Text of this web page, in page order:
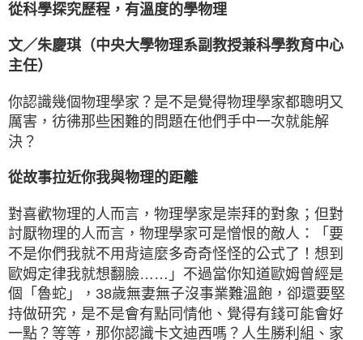
從科學探究歷程，有溫度的學物理
文／朱慶琪（中央大學物理系副教授兼科學教育中心
主任）
你認識幾個物理學家？是不是覺得物理學家都聰明又
厲害，彷彿那些困難的問題在他們手中一次就能解
決？
從故事拉近你我與物理的距離
對喜歡物理的人而言，物理學家是崇拜的對象；但對
討厭物理的人而言，物理學家可是憎恨的敵人：「要
不是你們我就不用背這麼多奇奇怪怪的公式了！想到
歐姆定律我就想翻臉……」不過當你知道歐姆曾經是
個「魯蛇」，38歲無妻無子沒事業難溫飽，卻還要堅
持做研究，是不是會有點同情他、覺得有錢可能會好
一點？等等，那你認識卡文迪西嗎？人生勝利組、家